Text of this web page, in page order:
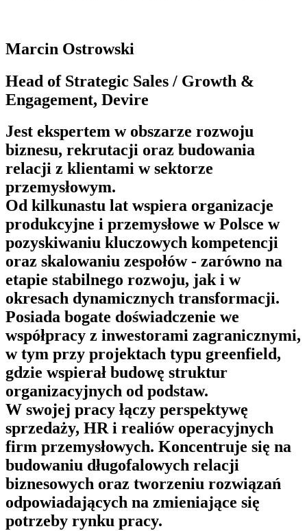
Marcin Ostrowski
Head of Strategic Sales / Growth &
Engagement, Devire
Jest ekspertem w obszarze rozwoju
biznesu, rekrutacji oraz budowania
relacji z klientami w sektorze
przemysłowym.
Od kilkunastu lat wspiera organizacje
produkcyjne i przemysłowe w Polsce w
pozyskiwaniu kluczowych kompetencji
oraz skalowaniu zespołów - zarówno na
etapie stabilnego rozwoju, jak i w
okresach dynamicznych transformacji.
Posiada bogate doświadczenie we
współpracy z inwestorami zagranicznymi,
w tym przy projektach typu greenfield,
gdzie wspierał budowę struktur
organizacyjnych od podstaw.
W swojej pracy łączy perspektywę
sprzedaży, HR i realiów operacyjnych
firm przemysłowych. Koncentruje się na
budowaniu długofalowych relacji
biznesowych oraz tworzeniu rozwiązań
odpowiadających na zmieniające się
potrzeby rynku pracy.